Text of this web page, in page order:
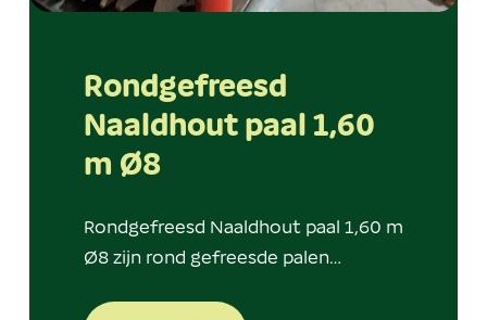
Rondgefreesd
Naaldhout paal 1,60
m Ø8
Rondgefreesd Naaldhout paal 1,60 m
Ø8 zijn rond gefreesde palen…